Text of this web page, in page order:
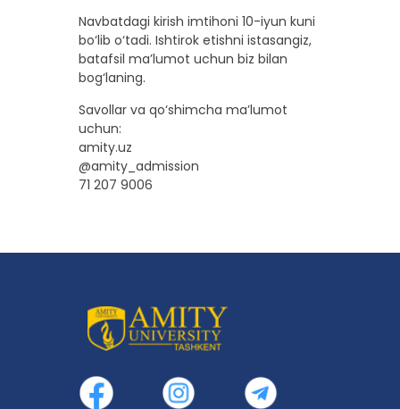
Navbatdagi kirish imtihoni 10-iyun kuni
bo‘lib o‘tadi. Ishtirok etishni istasangiz,
batafsil ma’lumot uchun biz bilan
bog‘laning.
Savollar va qo‘shimcha ma’lumot
uchun:
amity.uz
@amity_admission
71 207 9006